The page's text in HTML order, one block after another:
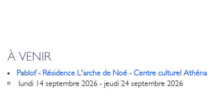
À VENIR
Pablof - Résidence L'arche de Noé - Centre culturel Athéna
lundi 14 septembre 2026 - jeudi 24 septembre 2026